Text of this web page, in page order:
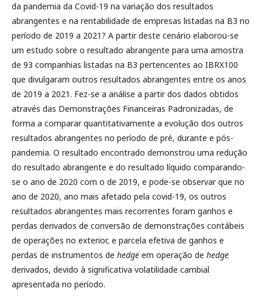
da pandemia da Covid-19 na variação dos resultados
abrangentes e na rentabilidade de empresas listadas na B3 no
período de 2019 a 2021? A partir deste cenário elaborou-se
um estudo sobre o resultado abrangente para uma amostra
de 93 companhias listadas na B3 pertencentes ao IBRX100
que divulgaram outros resultados abrangentes entre os anos
de 2019 a 2021. Fez-se a análise a partir dos dados obtidos
através das Demonstrações Financeiras Padronizadas, de
forma a comparar quantitativamente a evolução dos outros
resultados abrangentes no período de pré, durante e pós-
pandemia. O resultado encontrado demonstrou uma redução
do resultado abrangente e do resultado líquido comparando-
se o ano de 2020 com o de 2019, e pode-se observar que no
ano de 2020, ano mais afetado pela covid-19, os outros
resultados abrangentes mais recorrentes foram ganhos e
perdas derivados de conversão de demonstrações contábeis
de operações no exterior, e parcela efetiva de ganhos e
perdas de instrumentos de hedge em operação de hedge
derivados, devido à significativa volatilidade cambial
apresentada no período.